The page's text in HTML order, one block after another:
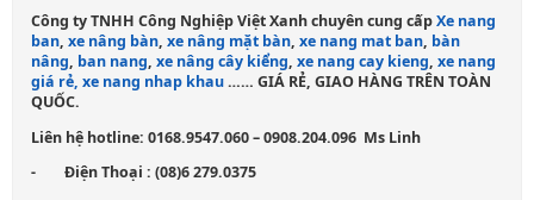
Công ty TNHH Công Nghiệp Việt Xanh chuyên cung cấpXe nang
ban, xe nâng bàn, xe nâng mặt bàn, xe nang mat ban, bàn
nâng, ban nang, xe nâng cây kiểng, xe nang cay kieng, xe nang
giá rẻ, xe nang nhap khau…… GIÁ RẺ, GIAO HÀNG TRÊN TOÀN
QUỐC.
Liên hệ hotline: 0168.9547.060 – 0908.204.096 Ms Linh
- Điện Thoại : (08)6 279.0375